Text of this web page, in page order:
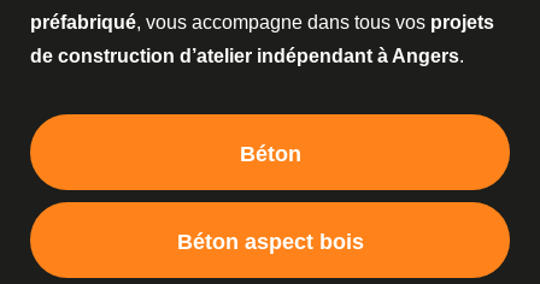
préfabriqué, vous accompagne dans tous vos projets
de construction d’atelier indépendant à Angers.
Béton
Béton aspect bois